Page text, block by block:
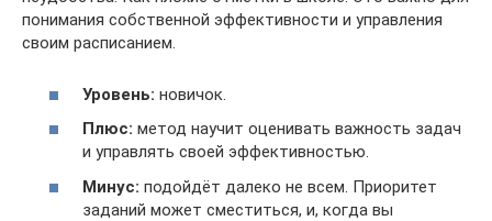
понимания собственной эффективности и управления
своим расписанием.
Уровень: новичок.
Плюс: метод научит оценивать важность задач
и управлять своей эффективностью.
Минус: подойдёт далеко не всем. Приоритет
заданий может сместиться, и, когда вы